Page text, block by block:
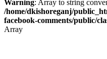
Warning: Array to string
/home/dkishoreganj/
facebook-comments/public/
Array